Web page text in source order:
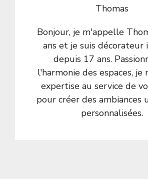
Thomas
Bonjour, je m'appelle
ans et je suis décorateur
depuis 17 ans.
l'harmonie des espaces, je
expertise au service de
pour créer des ambiances
personnalisées.